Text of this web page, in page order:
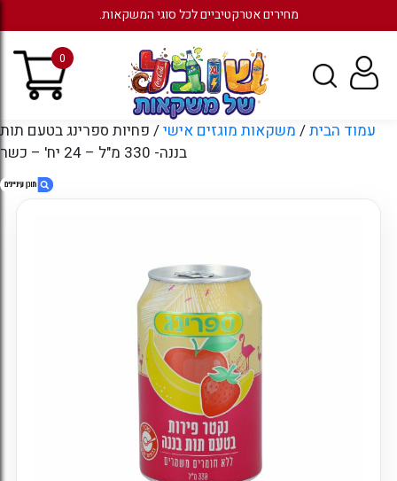
יח' – כשר
מחירים אטרקטיביים לכל סוגי המשקאות.
0
עמוד הבית/ משקאות מוגזים אישי/ פחיות ספרינג בטעם תות
בננה- 330 מ"ל – 24 יח' – כשר